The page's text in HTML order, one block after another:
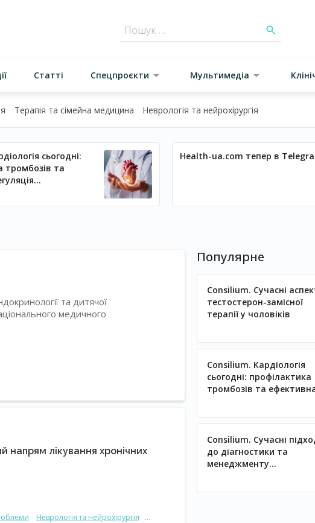
Статті Спецпроєкти Мультимедіа
Терапія та сімейна медицина Неврологія та нейрохірургія
сьогодні:
тромбозів та
Health-ua.com тепер в
та дитячої
медичного
напрям лікування хронічних
Неврологія та нейрохірургія
Популярне
Consilium. Сучасні
тестостерон-замісної
терапії у чоловіків
Consilium. Кардіологія
сьогодні: профілактика
тромбозів та
Consilium. Сучасні
до діагностики та
менеджменту